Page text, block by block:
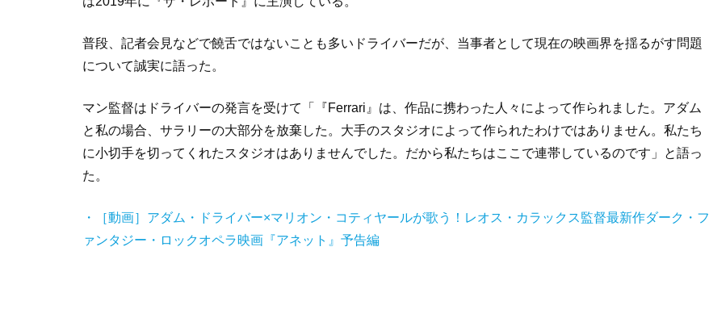
普段、記者会見などで饒舌ではないことも多いドライバーだが、当事者として現在の映画界を揺るがす問題
について誠実に語った。
マン監督はドライバーの発言を受けて「『Ferrari 』は、作品に携わった人々によって作られました。アダム
と私の場合、サラリーの大部分を放棄した。大手のスタジオによって作られたわけではありません。私たち
に小切手を切ってくれたスタジオはありませんでした。だから私たちはここで連帯しているのです」と語っ
た。
・［動画］アダム・ドライバー×マリオン・コティヤールが歌う！レオス・カラックス監督最新作ダーク・フ
ァンタジー・ロックオペラ映画『アネット』予告編